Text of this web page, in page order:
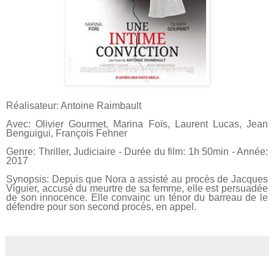
Réalisateur: Antoine Raimbault
Avec: Olivier Gourmet, Marina Foïs, Laurent Lucas, Jean
Benguigui, François Fehner
Genre: Thriller, Judiciaire - Durée du film: 1h 50min - Année:
2017
Synopsis: Depuis que Nora a assisté au procès de Jacques
Viguier, accusé du meurtre de sa femme, elle est persuadée
de son innocence. Elle convainc un ténor du barreau de le
défendre pour son second procès, en appel.